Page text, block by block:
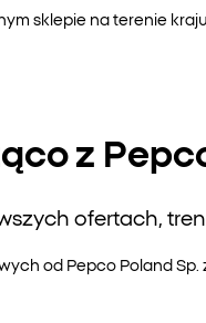
sklepie na terenie kraju.
z
ofertach,
od Pepco Poland Sp.